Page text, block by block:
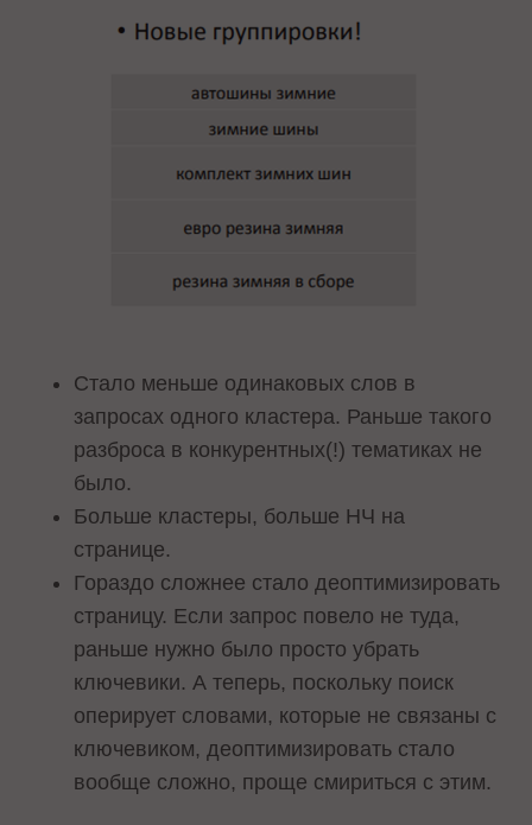
Стало меньше одинаковых слов в
запросах одного кластера. Раньше такого
разброса в конкурентных(!) тематиках не
было.
Больше кластеры, больше НЧ на
странице.
Гораздо сложнее стало деоптимизировать
страницу. Если запрос повело не туда,
раньше нужно было просто убрать
ключевики. А теперь, поскольку поиск
оперирует словами, которые не связаны с
ключевиком, деоптимизировать стало
вообще сложно, проще смириться с этим.